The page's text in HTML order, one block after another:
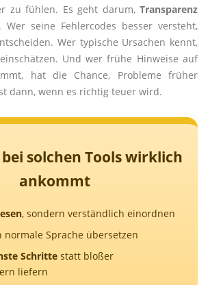
zu fühlen. Es geht darum, Transparenz
Wer seine Fehlercodes besser versteht,
Wer typische Ursachen kennt,
Und wer frühe Hinweise auf
hat die Chance, Probleme früher
dann, wenn es richtig teuer wird.
solchen Tools wirklich
ankommt
, sondern verständlich einordnen
normale Sprache übersetzen
Schritte statt bloßer
liefern